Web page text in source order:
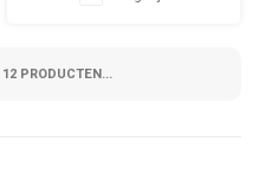
uit tweedehands en nieuwe
Jouw bron voor unieke
12 PRODUCTEN...